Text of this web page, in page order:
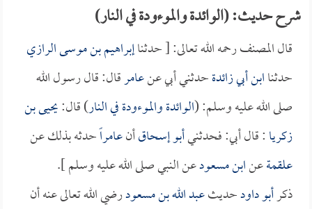
شرح حديث: (الوائدة والموءودة في النار)
قال المصنف رحمه الله تعالى: [ حدثناإبراهيم بن موسى الرازي
حدثناابن أبي زائدةحدثني أبي عنعامرقال: قال رسول الله
صلى الله عليه وسلم: (الوائدة والموءودة في النار) قال:يحيى بن
زكريا: قال أبي: فحدثنيأبو إسحاقأنعامراًحدثه بذلك عن
علقمةعنابن مسعودعن النبي صلى الله عليه وسلم ].
ذكرأبو داودحديثعبد الله بن مسعودرضي الله تعالى عنه أن